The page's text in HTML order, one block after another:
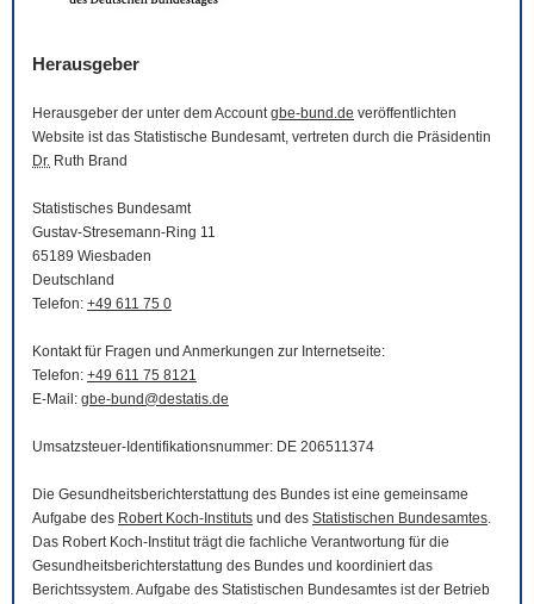
Herausgeber
Herausgeber der unter dem Accountgbe-bund.de veröffentlichten
Website ist das Statistische Bundesamt, vertreten durch die Präsidentin
Dr. Ruth Brand
Statistisches Bundesamt
Gustav-Stresemann-Ring 11
65189 Wiesbaden
Deutschland
Telefon: +49 611 75 0
Kontakt für Fragen und Anmerkungen zur Internetseite:
Telefon: +49 611 75 8121
E-Mail : gbe-bund@destatis.de
Umsatzsteuer-Identifikationsnummer: DE 206511374
Die Gesundheitsberichterstattung des Bundes ist eine gemeinsame
Aufgabe des Robert Koch-Instituts und des Statistischen Bundesamtes.
Das Robert Koch-Institut trägt die fachliche Verantwortung für die
Gesundheitsberichterstattung des Bundes und koordiniert das
Berichtssystem. Aufgabe des Statistischen Bundesamtes ist der Betrieb